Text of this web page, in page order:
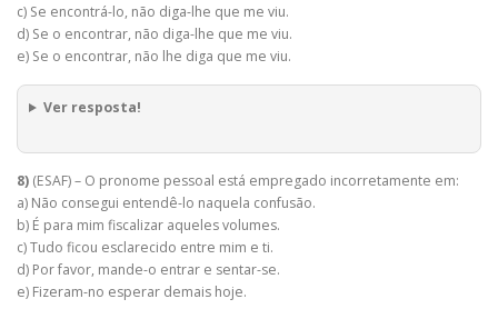
c) Se encontrá-lo, não diga-lhe que me viu.
d) Se o encontrar, não diga-lhe que me viu.
e) Se o encontrar, não lhe diga que me viu.
Ver resposta!
8) (ESAF) – O pronome pessoal está empregado incorretamente em:
a) Não consegui entendê-lo naquela confusão.
b) É para mim fiscalizar aqueles volumes.
c) Tudo ficou esclarecido entre mim e ti.
d) Por favor, mande-o entrar e sentar-se.
e) Fizeram-no esperar demais hoje.